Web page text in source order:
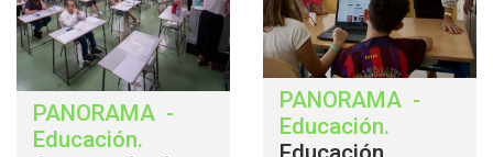
PANORAMA -
Educación.
PANORAMA -
Educación.